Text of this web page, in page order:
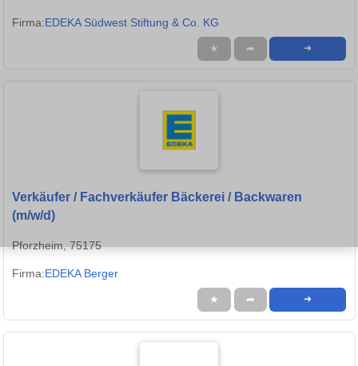
Firma:EDEKA Südwest Stiftung & Co. KG
★ ➦ ➜
Verkäufer / Fachverkäufer Bäckerei / Backwaren
(m/w/d)
Pforzheim, 75175
Firma:EDEKA Berger
★ ➦ ➜